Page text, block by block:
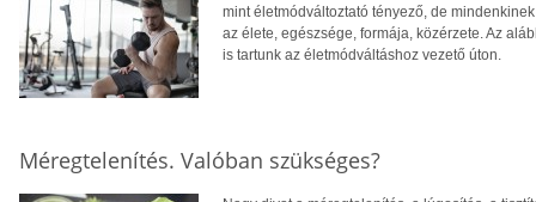
mint életmódváltoztató tényező, de
az élete, egészsége, formája, közérzete. Az
is tartunk az életmódváltáshoz vezető úton.
Méregtelenítés. Valóban szükséges?